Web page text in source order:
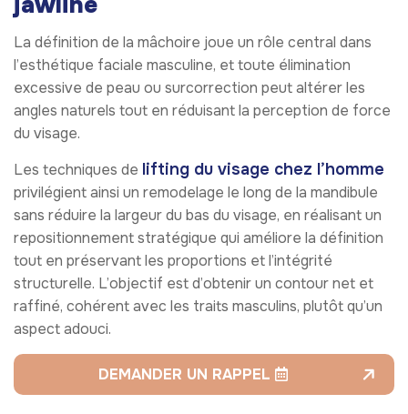
La définition de la mâchoire joue un rôle central dans
l’esthétique faciale masculine, et toute élimination
excessive de peau ou surcorrection peut altérer les
angles naturels tout en réduisant la perception de force
du visage.
Les techniques de lifting du visage chez l’homme
privilégient ainsi un remodelage le long de la mandibule
sans réduire la largeur du bas du visage, en réalisant un
repositionnement stratégique qui améliore la définition
tout en préservant les proportions et l’intégrité
structurelle. L’objectif est d’obtenir un contour net et
raffiné, cohérent avec les traits masculins, plutôt qu’un
aspect adouci.
DEMANDER UN RAPPEL